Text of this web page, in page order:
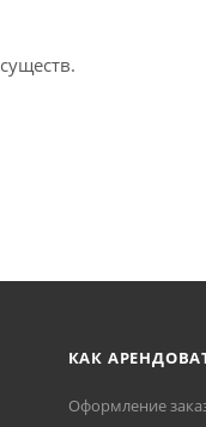
КАК
Оформление